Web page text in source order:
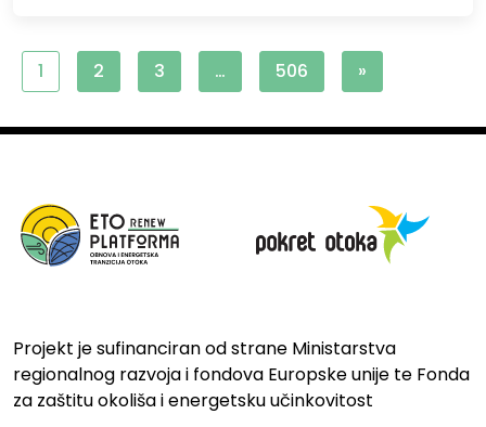
1 2 3 … 506 »
Projekt je sufinanciran od strane Ministarstva
regionalnog razvoja i fondova Europske unije te Fonda
za zaštitu okoliša i energetsku učinkovitost